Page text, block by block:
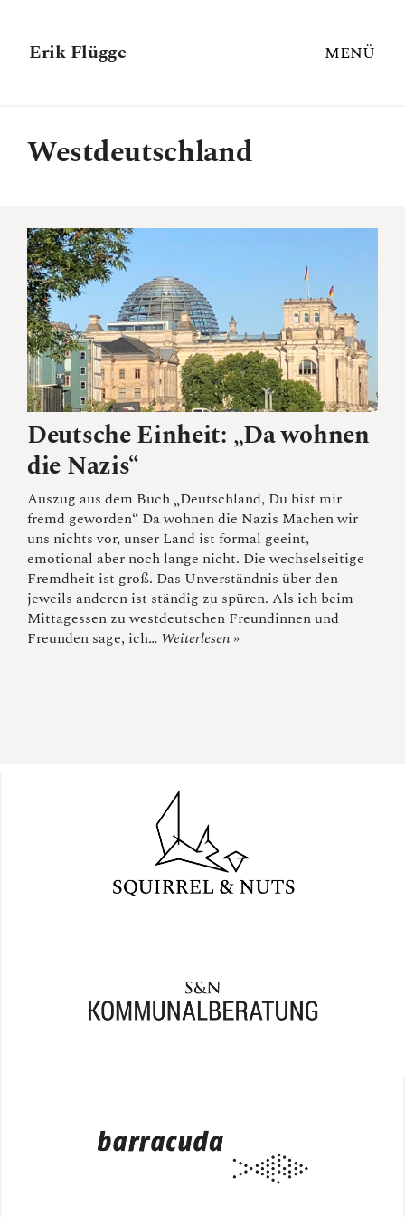
Erik Flügge MENÜ
Westdeutschland
Deutsche Einheit: „Da wohnen
die Nazis“
Auszug aus dem Buch „Deutschland, Du bist mir
fremd geworden“ Da wohnen die Nazis Machen wir
uns nichts vor, unser Land ist formal geeint,
emotional aber noch lange nicht. Die wechselseitige
Fremdheit ist groß. Das Unverständnis über den
jeweils anderen ist ständig zu spüren. Als ich beim
Mittagessen zu westdeutschen Freundinnen und
Freunden sage, ich… Weiterlesen »